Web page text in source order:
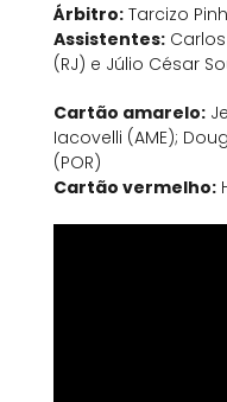
Árbitro:Tarcizo
Assistentes:Carlos
(RJ) e Júlio César
Cartão amarelo:
Iacovelli (AME);
(POR)
Cartão vermelho: